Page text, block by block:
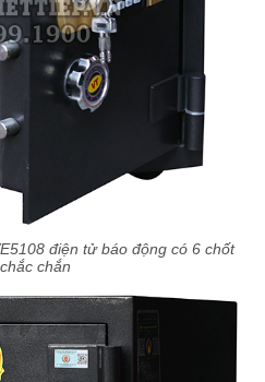
điện tử báo động có 6 chốt
chắn